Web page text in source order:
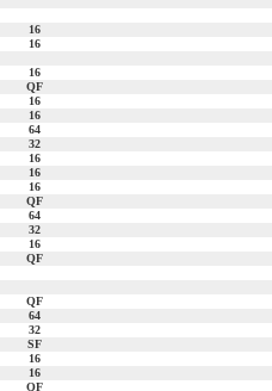
16
16
16
QF
16
16
64
32
16
16
16
QF
64
32
16
QF
QF
64
32
SF
16
16
QF